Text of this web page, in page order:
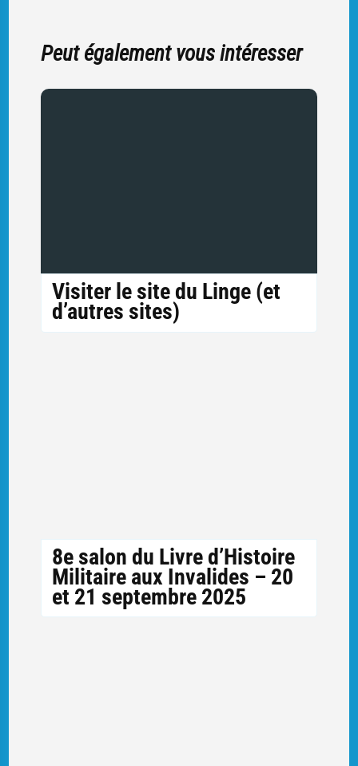
Peut également vous intéresser
Visiter le site du Linge (et
d’autres sites)
8e salon du Livre d’Histoire
Militaire aux Invalides – 20
et 21 septembre 2025